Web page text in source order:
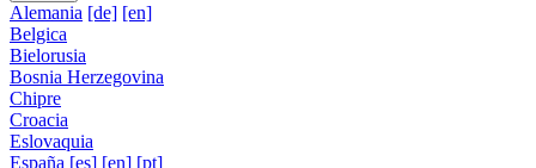
Alemania [de] [en]
Belgica
Bielorusia
Bosnia Herzegovina
Chipre
Croacia
Eslovaquia
España [es] [en] [pt]